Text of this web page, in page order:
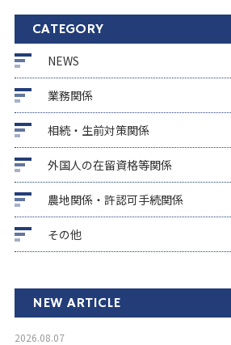
CATEGORY
NEWS
業務関係
相続・生前対策関係
外国人の在留資格等関係
農地関係・許認可手続関係
その他
NEW ARTICLE
2026.08.07